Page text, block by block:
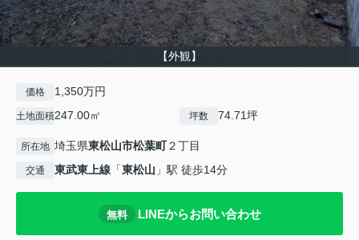
【外観】
価格 1,350万円
土地面積247.00㎡ 坪数 74.71坪
所在地 埼玉県東松山市松葉町２丁目
交通 東武東上線 「東松山 」駅 徒歩14分
無料 LINEからお問い合わせ